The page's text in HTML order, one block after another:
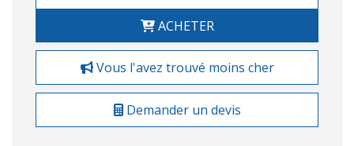
ACHETER
Vous l'avez trouvé moins cher
Demander un devis